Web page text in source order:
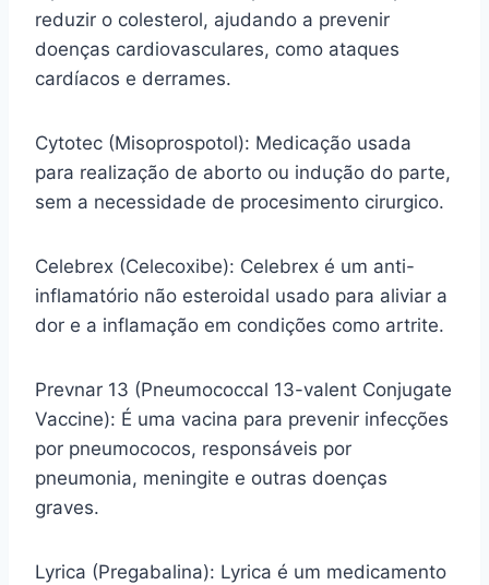
reduzir o colesterol, ajudando a prevenir
doenças cardiovasculares, como ataques
cardíacos e derrames.
Cytotec (Misoprospotol): Medicação usada
para realização de aborto ou indução do parte,
sem a necessidade de procesimento cirurgico.
Celebrex (Celecoxibe): Celebrex é um anti-
inflamatório não esteroidal usado para aliviar a
dor e a inflamação em condições como artrite.
Prevnar 13 (Pneumococcal 13-valent Conjugate
Vaccine): É uma vacina para prevenir infecções
por pneumococos, responsáveis por
pneumonia, meningite e outras doenças
graves.
Lyrica (Pregabalina): Lyrica é um medicamento